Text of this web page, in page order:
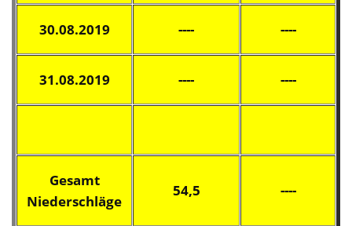
30.08.2019 ---- ----
31.08.2019 ---- ----
Gesamt
Niederschläge
54,5 ----